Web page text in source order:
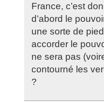
France, c’est
d’abord le
une sorte de
accorder le
ne sera pas
contourné les
?